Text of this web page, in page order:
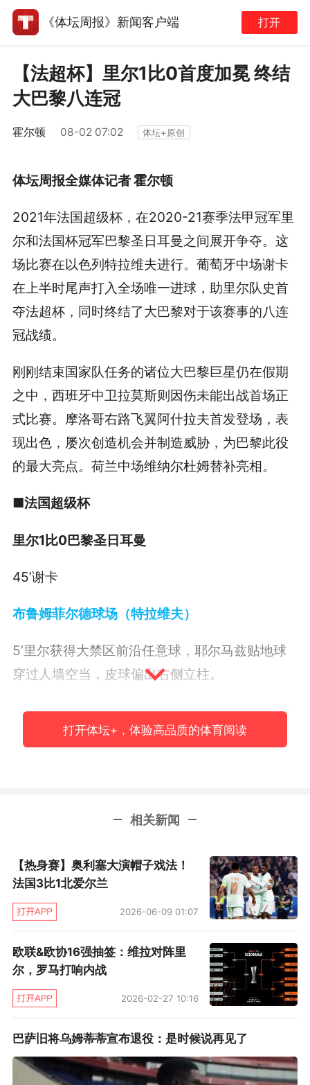
《体坛周报》新闻客户端 打开
【法超杯】里尔1比0首度加冕 终结
大巴黎八连冠
霍尔顿 08-02 07:02 体坛+原创
体坛周报全媒体记者 霍尔顿
2021年法国超级杯，在2020-21赛季法甲冠军里
尔和法国杯冠军巴黎圣日耳曼之间展开争夺。这
场比赛在以色列特拉维夫进行。葡萄牙中场谢卡
在上半时尾声打入全场唯一进球，助里尔队史首
夺法超杯，同时终结了大巴黎对于该赛事的八连
冠战绩。
刚刚结束国家队任务的诸位大巴黎巨星仍在假期
之中，西班牙中卫拉莫斯则因伤未能出战首场正
式比赛。摩洛哥右路飞翼阿什拉夫首发登场，表
现出色，屡次创造机会并制造威胁，为巴黎此役
的最大亮点。荷兰中场维纳尔杜姆替补亮相。
■法国超级杯
里尔1比0巴黎圣日耳曼
45’谢卡
布鲁姆菲尔德球场（特拉维夫）
5’里尔获得大禁区前沿任意球，耶尔马兹贴地球
穿过人墙空当，皮球偏出右侧立柱。
36’阿什拉夫在右路连续考验里尔防线。大禁区线
传中被雅尔丁抱住。
45’1比0 里尔前场左侧边线球，耶尔马兹大禁区
线上背身回敲，谢卡弧顶左侧迎球怒射。
70’维纳尔杜姆弧顶直塞，禁区内的伊卡尔迪左侧
包抄破门，但越位在先进球无效。
【数说】
【1】里尔队史首夺法国超级杯，终结巴黎圣日耳
曼对该奖杯长达8年的连霸。
【4】里尔在卡塔尔体育投资公司收购大巴黎以来
第4次在正式比赛中击败后者，仅次于里昂（6
打开体坛+，体验高品质的体育阅读
相关新闻
【热身赛】奥利塞大演帽子戏法！
法国3比1北爱尔兰
2026-06-09 01:07
欧联&欧协16强抽签：维拉对阵里
尔，罗马打响内战
2026-02-27 10:16
巴萨旧将乌姆蒂蒂宣布退役：是时候说再见了